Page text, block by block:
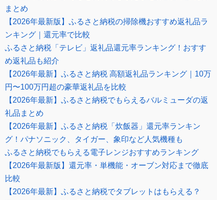
まとめ
【2026年最新版】ふるさと納税の掃除機おすすめ返礼品ラ
ンキング｜還元率で比較
ふるさと納税「テレビ」返礼品還元率ランキング！おすす
め返礼品も紹介
【2026年最新】ふるさと納税 高額返礼品ランキング｜10万
円〜100万円超の豪華返礼品を比較
【2026年最新】ふるさと納税でもらえるバルミューダの返
礼品まとめ
【2026年最新】ふるさと納税「炊飯器」還元率ランキン
グ！パナソニック、タイガー、象印など人気機種も
ふるさと納税でもらえる電子レンジおすすめランキング
【2026年最新版】還元率・単機能・オーブン対応まで徹底
比較
【2026年最新】ふるさと納税でタブレットはもらえる？